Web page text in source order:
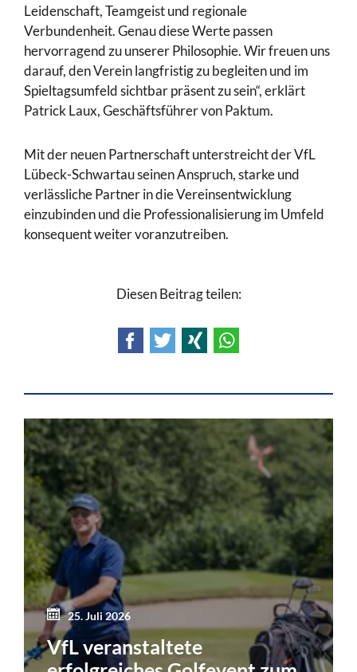
Leidenschaft, Teamgeist und regionale
Verbundenheit. Genau diese Werte passen
hervorragend zu unserer Philosophie. Wir freuen uns
darauf, den Verein langfristig zu begleiten und im
Spieltagsumfeld sichtbar präsent zu sein“, erklärt
Patrick Laux, Geschäftsführer von Paktum.
Mit der neuen Partnerschaft unterstreicht der VfL
Lübeck-Schwartau seinen Anspruch, starke und
verlässliche Partner in die Vereinsentwicklung
einzubinden und die Professionalisierung im Umfeld
konsequent weiter voranzutreiben.
Diesen Beitrag teilen:
FacebookTwitterXing
25. Juli 2026
VfL veranstaltete